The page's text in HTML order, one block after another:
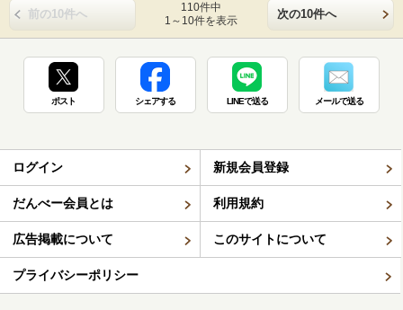
前の10件へ
110件中
1～10件を表示
次の10件へ
ポスト シェアする LINEで送る メールで送る
ログイン 新規会員登録
だんべー会員とは 利用規約
広告掲載について このサイトについて
プライバシーポリシー